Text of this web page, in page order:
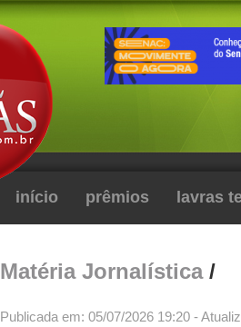
início prêmios lavras
Matéria Jornalística/
Publicada em: 05/07/2026 19:20 -